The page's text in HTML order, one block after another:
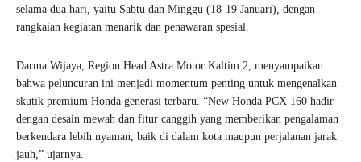
selama dua hari, yaitu Sabtu dan Minggu (18-19 Januari), dengan
rangkaian kegiatan menarik dan penawaran spesial.
Darma Wijaya, Region Head Astra Motor Kaltim 2, menyampaikan
bahwa peluncuran ini menjadi momentum penting untuk mengenalkan
skutik premium Honda generasi terbaru. “New Honda PCX 160 hadir
dengan desain mewah dan fitur canggih yang memberikan pengalaman
berkendara lebih nyaman, baik di dalam kota maupun perjalanan jarak
jauh,” ujarnya.